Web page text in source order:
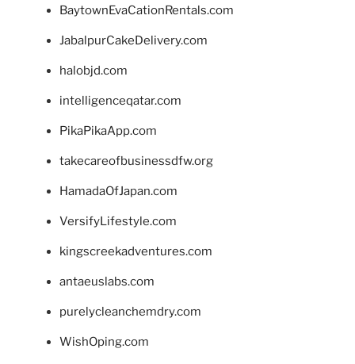
BaytownEvaCationRentals.com
JabalpurCakeDelivery.com
halobjd.com
intelligenceqatar.com
PikaPikaApp.com
takecareofbusinessdfw.org
HamadaOfJapan.com
VersifyLifestyle.com
kingscreekadventures.com
antaeuslabs.com
purelycleanchemdry.com
WishOping.com